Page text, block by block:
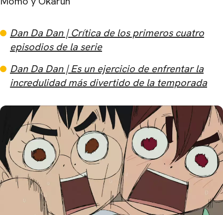
Dan Da Dan | Crítica de los primeros cuatro
episodios de la serie
Dan Da Dan | Es un ejercicio de enfrentar la
incredulidad más divertido de la temporada